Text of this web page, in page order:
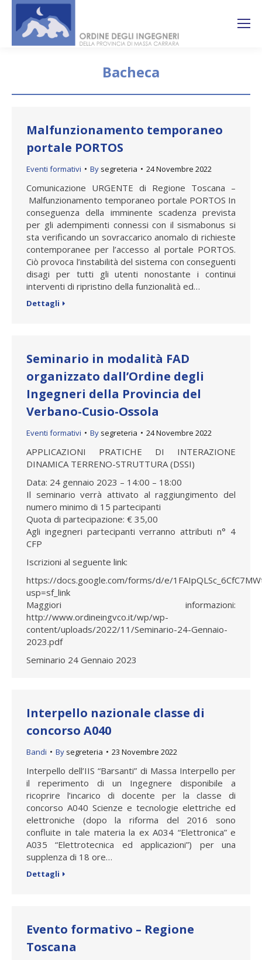
Bacheca
Malfunzionamento temporaneo
portale PORTOS
Eventi formativi By segreteria 24 Novembre 2022
Comunicazione URGENTE di Regione Toscana –
Malfunzionamento temporaneo portale PORTOS In
conseguenza della imminente scadenza prevista
per gli adempimenti connessi con il sismabonus si
sta verificando un sovraccarico anomalo di richieste
contemporanee per l’accesso al portale PORTOS.
Ciò provoca l’instabilità del sistema con conseguenti
disagi per tutti gli utenti nonostante i continui
interventi di ripristino della funzionalità ed…
Dettagli
Seminario in modalità FAD
organizzato dall’Ordine degli
Ingegneri della Provincia del
Verbano-Cusio-Ossola
Eventi formativi By segreteria 24 Novembre 2022
APPLICAZIONI PRATICHE DI INTERAZIONE
DINAMICA TERRENO-STRUTTURA (DSSI)
Data: 24 gennaio 2023 – 14:00 – 18:00
Il seminario verrà attivato al raggiungimento del
numero minimo di 15 partecipanti
Quota di partecipazione: € 35,00
Agli ingegneri partecipanti verranno attributi n° 4
CFP
Iscrizioni al seguente link:
https://docs.google.com/forms/d/e/
usp=sf_link
Maggiori informazioni:
http://www.ordineingvco.it/wp/wp-
content/uploads/2022/11/Seminario-24-Gennaio-
2023.pdf
Seminario 24 Gennaio 2023
Interpello nazionale classe di
concorso A040
Bandi By segreteria 23 Novembre 2022
Interpello dell’IIS “Barsanti” di Massa Interpello per
il reperimento di un Ingegnere disponibile a
ricoprire l’incarico di docente per la classe di
concorso A040 Scienze e tecnologie elettriche ed
elettroniche (dopo la riforma del 2016 sono
confluite in tale materia la ex A034 “Elettronica” e
A035 “Elettrotecnica ed applicazioni”) per una
supplenza di 18 ore…
Dettagli
Evento formativo – Regione
Toscana